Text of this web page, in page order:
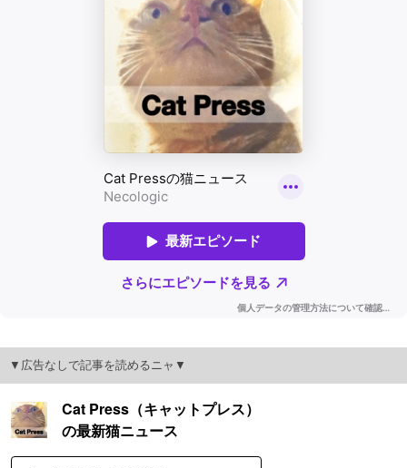
▼広告なしで記事を読めるニャ▼